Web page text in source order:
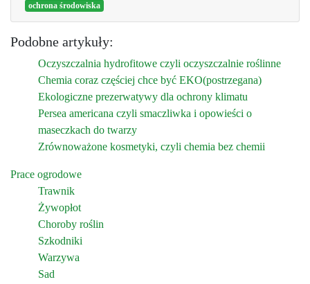
ochrona środowiska
Podobne artykuły:
Oczyszczalnia hydrofitowe czyli oczyszczalnie roślinne
Chemia coraz częściej chce być EKO(postrzegana)
Ekologiczne prezerwatywy dla ochrony klimatu
Persea americana czyli smaczliwka i opowieści o
maseczkach do twarzy
Zrównoważone kosmetyki, czyli chemia bez chemii
Prace ogrodowe
Trawnik
Żywopłot
Choroby roślin
Szkodniki
Warzywa
Sad